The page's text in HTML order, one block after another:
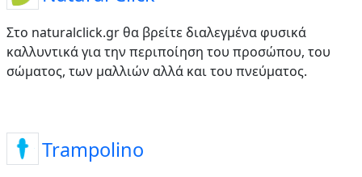
Στο naturalclick.gr θα βρείτε διαλεγμένα φυσικά
καλλυντικά για την περιποίηση του προσώπου, του
σώματος, των μαλλιών αλλά και του πνεύματος.
Trampolino